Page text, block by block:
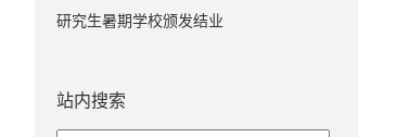
研究生暑期学校颁发结业
站内搜索